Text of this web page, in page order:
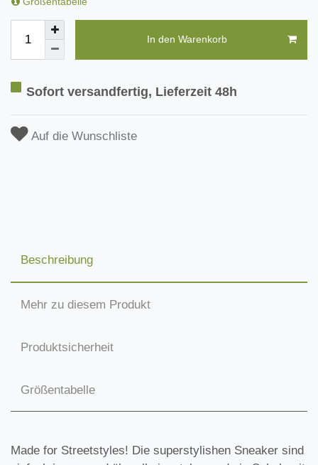
In den Warenkorb
Sofort versandfertig, Lieferzeit 48h
Auf die Wunschliste
Beschreibung
Mehr zu diesem Produkt
Produktsicherheit
Größentabelle
Made for Streetstyles! Die superstylishen Sneaker sind